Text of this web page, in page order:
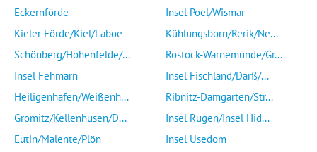
Eckernförde
Kieler Förde/Kiel/Laboe
Schönberg/Hohenfelde/...
Insel Fehmarn
Heiligenhafen/Weißenh...
Grömitz/Kellenhusen/D...
Eutin/Malente/Plön
Insel Poel/Wismar
Kühlungsborn/Rerik/Ne...
Rostock-Warnemünde/Gr...
Insel Fischland/Darß/...
Ribnitz-Damgarten/Str...
Insel Rügen/Insel Hid...
Insel Usedom